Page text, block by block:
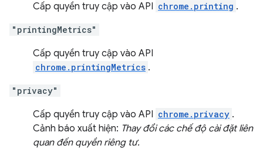
Cấp quyền truy cập vào API chrome.printing .
"printingMetrics"
Cấp quyền truy cập vào API
chrome.printingMetrics .
"privacy"
Cấp quyền truy cập vào API chrome.privacy .
Cảnh báo xuất hiện: Thay đổi các chế độ cài đặt liên
quan đến quyền riêng tư.